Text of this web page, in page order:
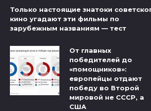
Только настоящие знатоки
кино угадают эти фильмы по
зарубежным названиям — тест
От главных
победителей до
«помощников»:
европейцы отдают
победу во Второй
мировой не СССР, а
США